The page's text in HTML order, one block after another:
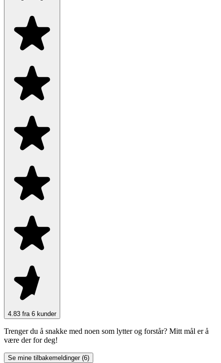
4.83 fra 6 kunder
Trenger du å snakke med noen som lytter og forstår? Mitt mål er å
være der for deg!
Se mine tilbakemeldinger (6)